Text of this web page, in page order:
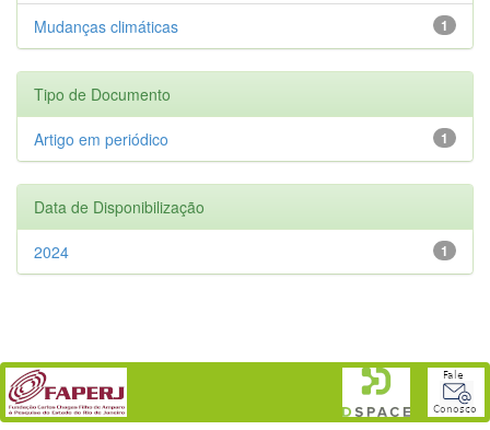
1
Mudanças climáticas
Tipo de Documento
1
Artigo em periódico
Data de Disponibilização
1
2024